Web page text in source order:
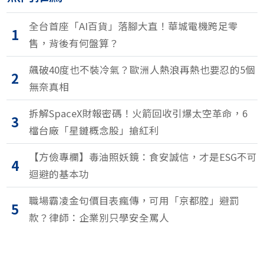
1
全台首座「AI百貨」落腳大直！華城電機跨足零
售，背後有何盤算？
2
飆破40度也不裝冷氣？歐洲人熱浪再熱也要忍的5個
無奈真相
3
拆解SpaceX財報密碼！火箭回收引爆太空革命，6
檔台廠「星鏈概念股」搶紅利
4
【方儉專欄】毒油照妖鏡：食安誠信，才是ESG不可
迴避的基本功
5
職場霸凌金句價目表瘋傳，可用「京都腔」避罰
款？律師：企業別只學安全罵人